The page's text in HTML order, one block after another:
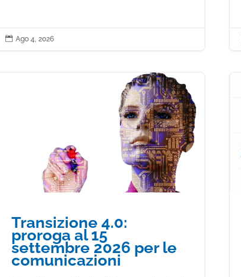
 Ago 4, 2026
Transizione 4.0:
proroga al 15
settembre 2026 per le
comunicazioni